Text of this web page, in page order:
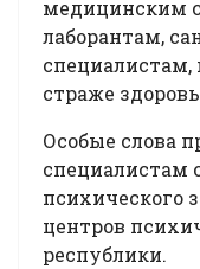
медицинским
лаборантам,
специалистам,
страже
Особые слова
специалистам
психического
центров
республики.